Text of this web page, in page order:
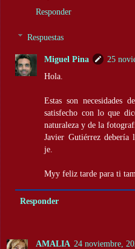
Responder
Respuestas
Miguel Pina
25
Hola.
Estas son necesidades
satisfecho con lo que
naturaleza y de la
Javier Gutiérrez debería
je.
Myy feliz tarde para ti
Responder
AMALIA 24 noviembre,